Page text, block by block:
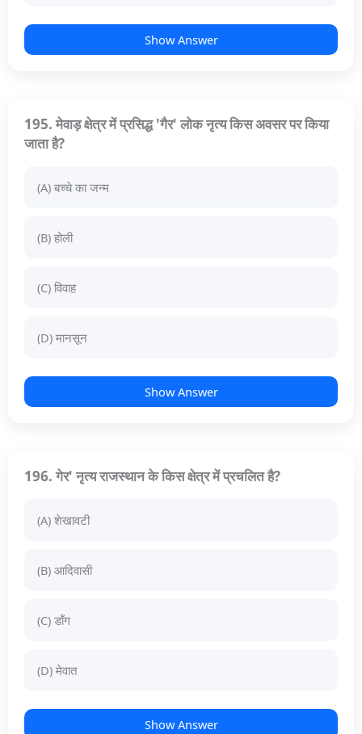
Show Answer
195. मेवाड़ क्षेत्र में प्रसिद्ध 'गैर' लोक नृत्य किस अवसर पर किया
जाता है?
(A) बच्चे का जन्म
(B) होली
(C) विवाह
(D) मानसून
Show Answer
196. गेर' नृत्य राजस्थान के किस क्षेत्र में प्रचलित है?
(A) शेखावटी
(B) आदिवासी
(C) डाँग
(D) मेवात
Show Answer